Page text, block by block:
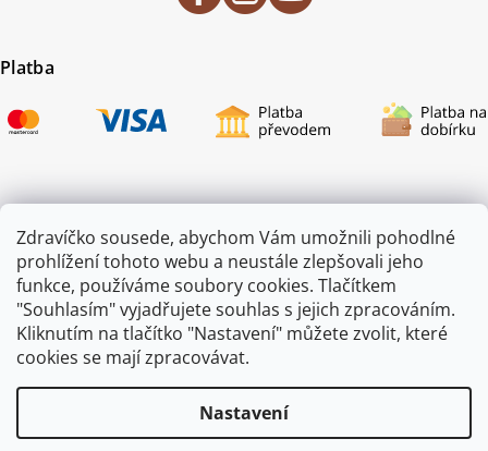
Zdravíčko sousede, abychom Vám umožnili pohodlné
prohlížení tohoto webu a neustále zlepšovali jeho
funkce, používáme soubory cookies. Tlačítkem
"Souhlasím" vyjadřujete souhlas s jejich zpracováním.
Kliknutím na tlačítko "Nastavení" můžete zvolit, které
cookies se mají zpracovávat.
Nastavení
Platba
Certifikace